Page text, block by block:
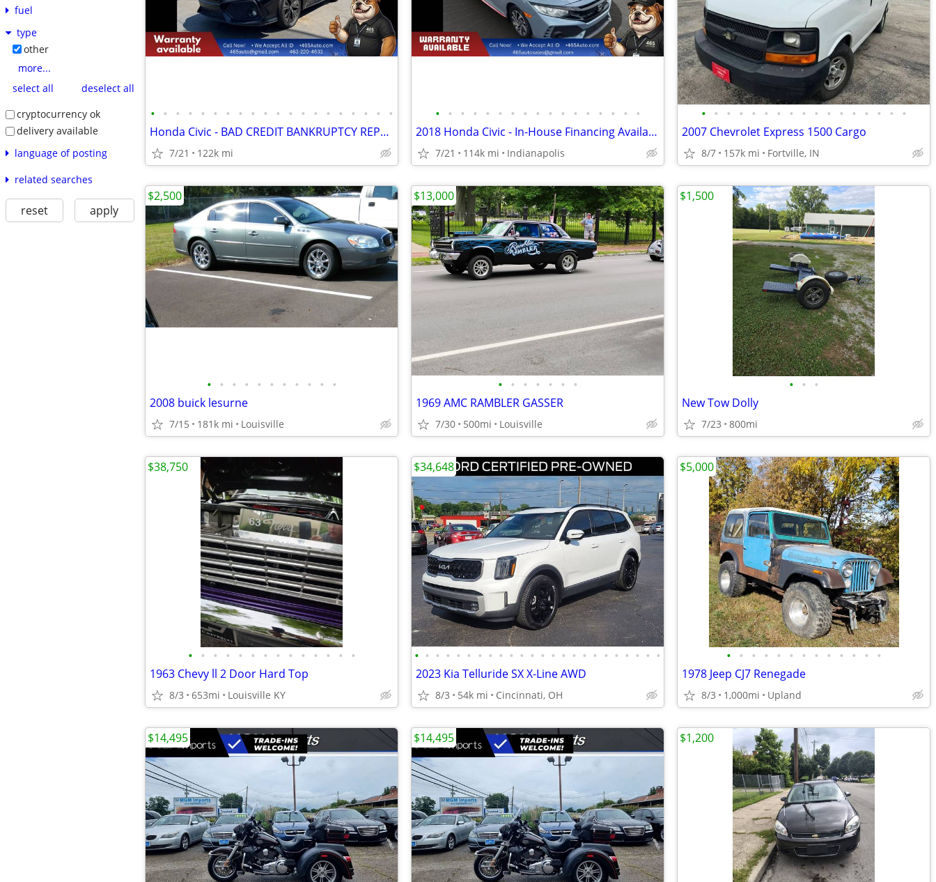
fuel
type
other
more...
select all
deselect all
cryptocurrency ok
delivery available
language of posting
related searches
reset apply
• • • • • • • • • • • • • • • • • • • •
Honda Civic - BAD CREDIT BANKRUPTCY REPO SSI RETIRED APPROVED
7/21 122k mi
• • • • • • • • • • • • • • • • •
2018 Honda Civic - In-House Financing Available!
7/21 114k mi Indianapolis
• • • • • • • • • • • • • • • • •
2007 Chevrolet Express 1500 Cargo
8/7 157k mi Fortville, IN
• • • • • • • • • • •
2008 buick lesurne
7/15 181k mi Louisville
$2,500
• • • • • • •
1969 AMC RAMBLER GASSER
7/30 500mi Louisville
$13,000
• • •
New Tow Dolly
7/23 800mi
$1,500
• • • • • • • • • • • • • •
1963 Chevy ll 2 Door Hard Top
8/3 653mi Louisville KY
$38,750
• • • • • • • • • • • • • • • • • • • • • • • •
2023 Kia Telluride SX X-Line AWD
8/3 54k mi Cincinnati, OH
$34,648
• • • • • • • • • • • • •
1978 Jeep CJ7 Renegade
8/3 1,000mi Upland
$5,000
$14,495 $14,495 $1,200